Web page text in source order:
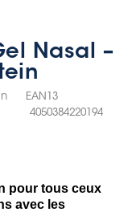
Nasal –
EAN13
4050384220194
pour tous ceux
avec les